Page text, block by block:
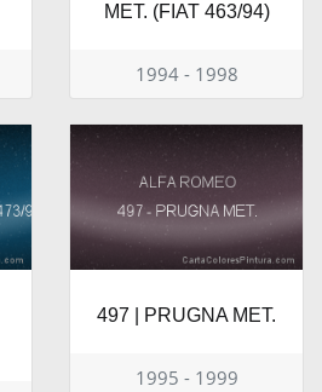
MET. (FIAT 463/94)
1994 - 1998
497 | PRUGNA MET.
1995 - 1999